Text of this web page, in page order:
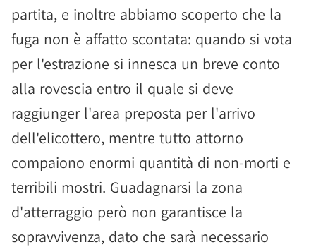
partita, e inoltre abbiamo scoperto che la
fuga non è affatto scontata: quando si vota
per l'estrazione si innesca un breve conto
alla rovescia entro il quale si deve
raggiunger l'area preposta per l'arrivo
dell'elicottero, mentre tutto attorno
compaiono enormi quantità di non-morti e
terribili mostri. Guadagnarsi la zona
d'atterraggio però non garantisce la
sopravvivenza, dato che sarà necessario